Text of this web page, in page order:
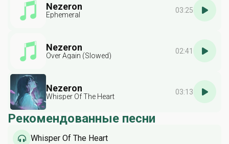
Nezeron
Ephemeral
03:25
Nezeron
Over Again (Slowed)
02:41
Nezeron
Whisper Of The Heart
03:13
Рекомендованные песни
Whisper Of The Heart